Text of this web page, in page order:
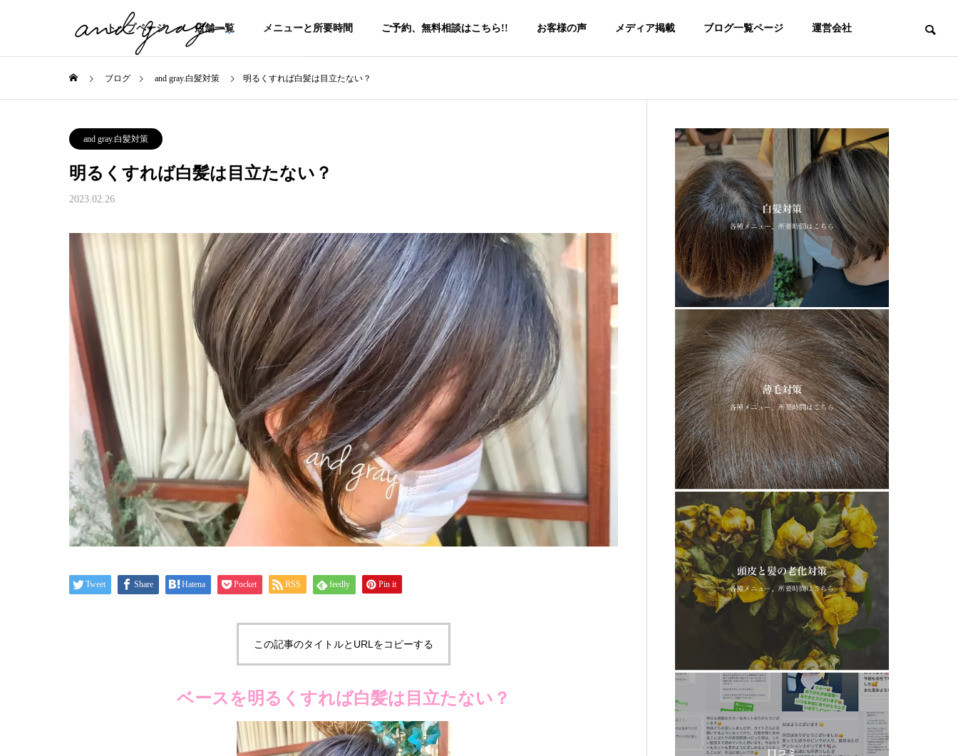
トップページ 店舗一覧 メニューと所要時間 ご予約、無料相談はこちら!! お客様の声 メディア掲載 ブログ一覧ページ 運営会社
ブログ and gray.白髪対策 明るくすれば白髪は目立たない？
and gray.白髪対策
明るくすれば白髪は目立たない？
2023.02.26
Tweet Share Hatena Pocket RSS feedly Pin it
この記事のタイトルとURLをコピーする
ベースを明るくすれば白髪は目立たない？